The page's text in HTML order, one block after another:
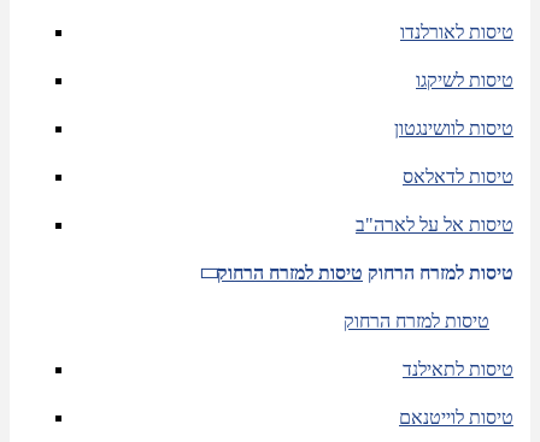
טיסות לאורלנדו
טיסות לשיקגו
טיסות לוושינגטון
טיסות לדאלאס
טיסות אל על לארה"ב
טיסות למזרח הרחוק טיסות למזרח הרחוק
טיסות למזרח הרחוק
טיסות לתאילנד
טיסות לוייטנאם